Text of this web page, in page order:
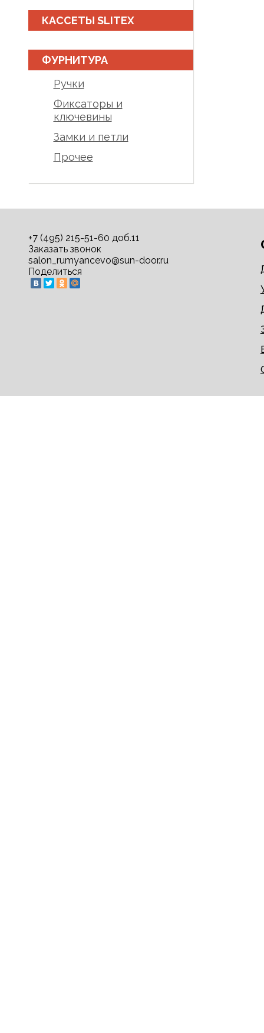
КАССЕТЫ SLITEX
ФУРНИТУРА
Ручки
Фиксаторы и
ключевины
Замки и петли
Прочее
+7 (495) 215-51-60 доб.11
Заказать звонок
salon_rumyancevo@sun-door.ru
Поделиться